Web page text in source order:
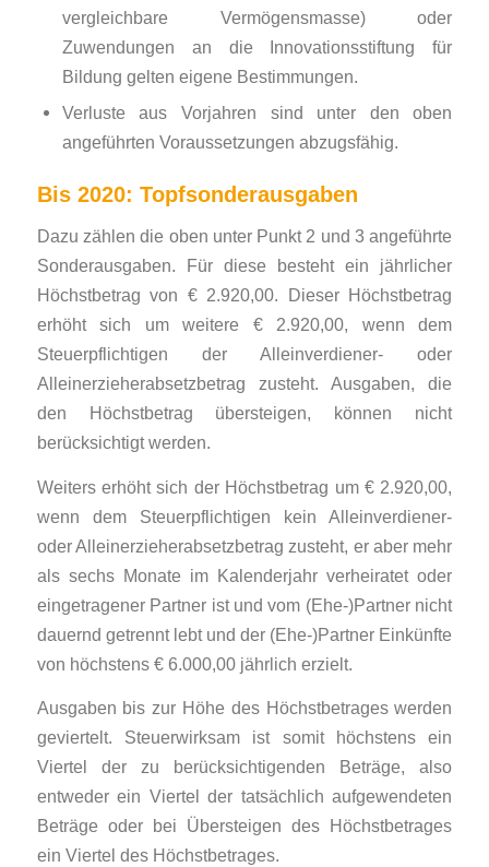
vergleichbare Vermögensmasse) oder
Zuwendungen an die Innovationsstiftung für
Bildung gelten eigene Bestimmungen.
Verluste aus Vorjahren sind unter den oben
angeführten Voraussetzungen abzugsfähig.
Bis 2020: Topfsonderausgaben
Dazu zählen die oben unter Punkt 2 und 3 angeführte
Sonderausgaben. Für diese besteht ein jährlicher
Höchstbetrag von € 2.920,00. Dieser Höchstbetrag
erhöht sich um weitere € 2.920,00, wenn dem
Steuerpflichtigen der Alleinverdiener- oder
Alleinerzieherabsetzbetrag zusteht. Ausgaben, die
den Höchstbetrag übersteigen, können nicht
berücksichtigt werden.
Weiters erhöht sich der Höchstbetrag um € 2.920,00,
wenn dem Steuerpflichtigen kein Alleinverdiener-
oder Alleinerzieherabsetzbetrag zusteht, er aber mehr
als sechs Monate im Kalenderjahr verheiratet oder
eingetragener Partner ist und vom (Ehe-)Partner nicht
dauernd getrennt lebt und der (Ehe-)Partner Einkünfte
von höchstens € 6.000,00 jährlich erzielt.
Ausgaben bis zur Höhe des Höchstbetrages werden
geviertelt. Steuerwirksam ist somit höchstens ein
Viertel der zu berücksichtigenden Beträge, also
entweder ein Viertel der tatsächlich aufgewendeten
Beträge oder bei Übersteigen des Höchstbetrages
ein Viertel des Höchstbetrages.